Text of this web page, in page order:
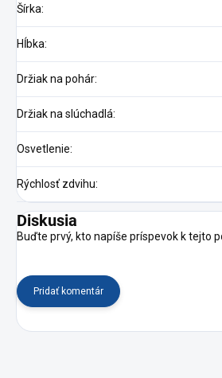
Šírka:
Hĺbka:
Držiak na pohár:
Držiak na slúchadlá:
Osvetlenie:
Rýchlosť zdvihu:
Diskusia
Buďte prvý, kto napíše príspevok k tejto
Pridať komentár